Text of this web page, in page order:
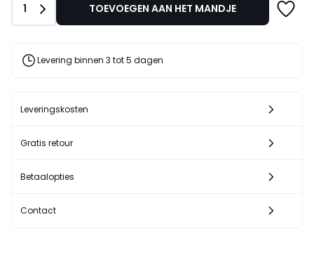
plaats
van
40%
Aantal
1 TOEVOEGEN AAN HET MANDJE
Levering binnen 3 tot 5 dagen
Leveringskosten
Gratis retour
Betaalopties
Contact